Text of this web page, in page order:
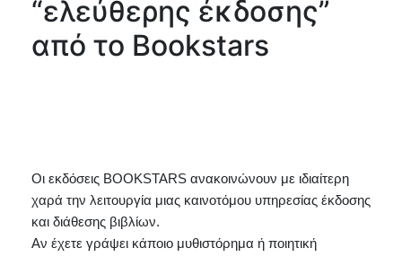
“ελεύθερης έκδοσης”
από το Bookstars
Οι εκδόσεις BOOKSTARS ανακοινώνουν με ιδιαίτερη
χαρά την λειτουργία μιας καινοτόμου υπηρεσίας έκδοσης
και διάθεσης βιβλίων.
Αν έχετε γράψει κάποιο μυθιστόρημα ή ποιητική